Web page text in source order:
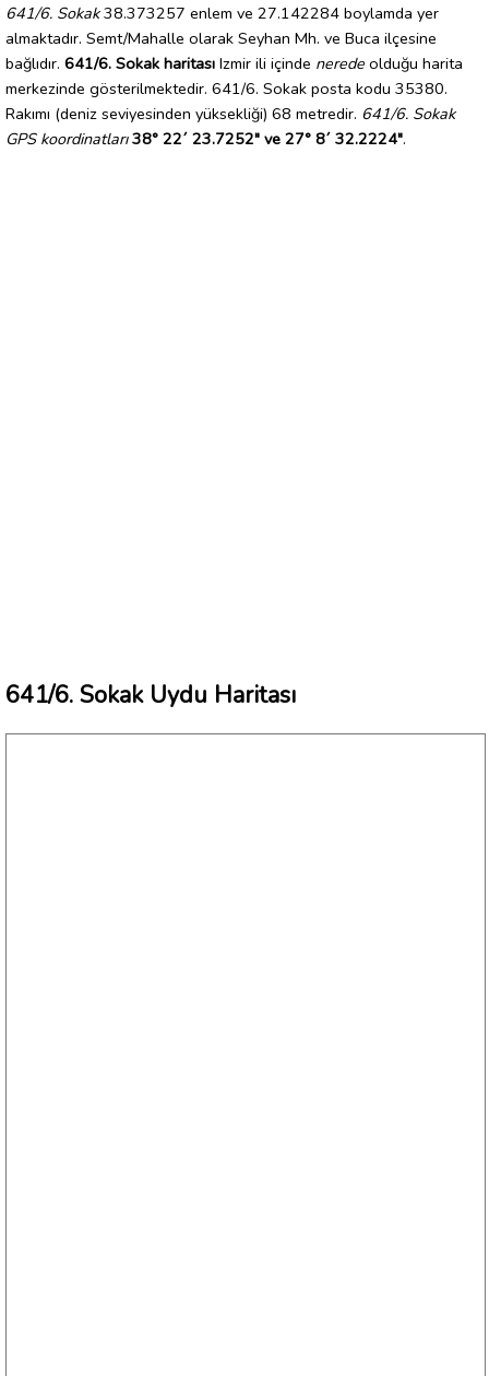
641/6. Sokak38.373257 enlem ve 27.142284 boylamda yer
almaktadır. Semt/Mahalle olarak Seyhan Mh. ve Buca ilçesine
bağlıdır. 641/6. Sokak haritası Izmir ili içinde nerede olduğu harita
merkezinde gösterilmektedir. 641/6. Sokak posta kodu 35380.
Rakımı (deniz seviyesinden yüksekliği) 68 metredir. 641/6. Sokak
GPS koordinatları 38° 22´ 23.7252" ve 27° 8´ 32.2224".
641/6. Sokak Uydu Haritası